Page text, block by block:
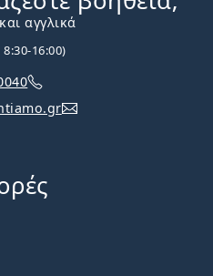
αγγλικά
16:00)